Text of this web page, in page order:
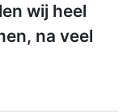
wij heel
na veel